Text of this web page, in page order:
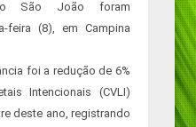
São João foram
feira (8), em Campina
foi a redução de 6%
Intencionais (CVLI)
deste ano, registrando